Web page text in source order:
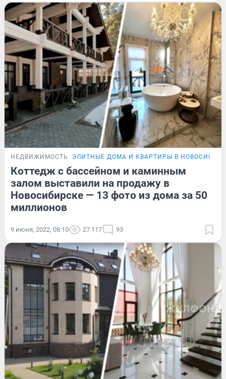
НЕДВИЖИМОСТЬ ЭЛИТНЫЕ ДОМА И КВАРТИРЫ В
Коттедж с бассейном и каминным
залом выставили на продажу в
Новосибирске — 13 фото из дома за 50
миллионов
9 июня, 2022, 08:10 27 117 93